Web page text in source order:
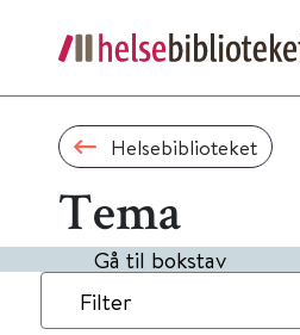
Helsebiblioteket
Tema
Gå til bokstav
Filter